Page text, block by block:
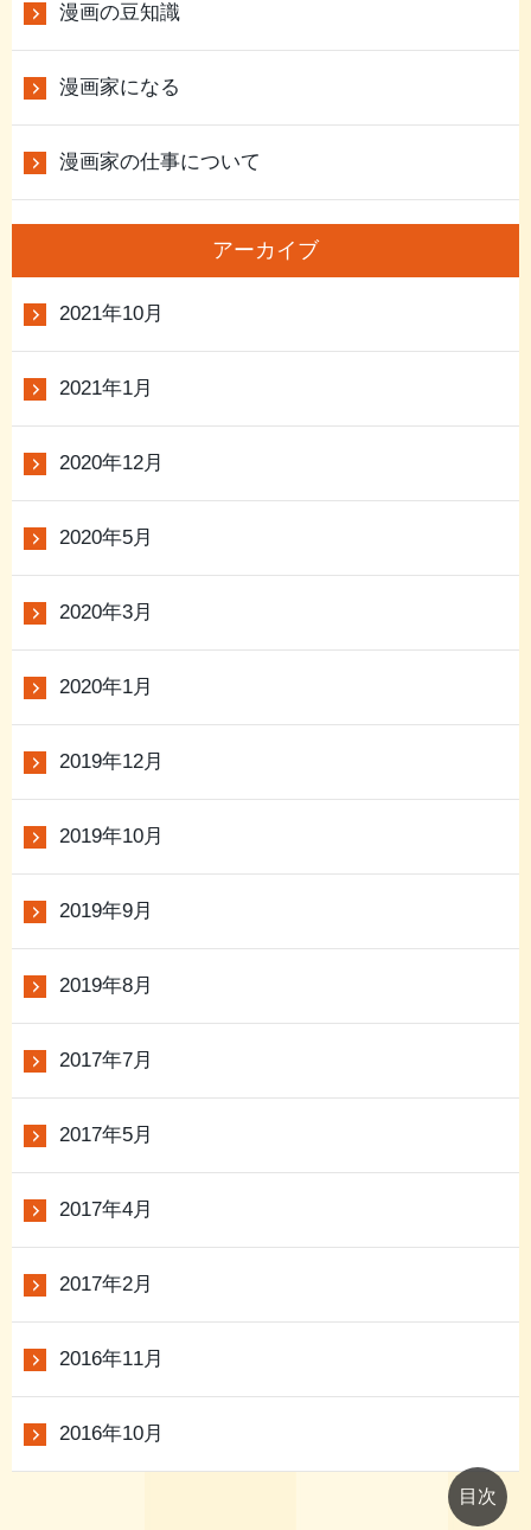
漫画の豆知識
漫画家になる
漫画家の仕事について
アーカイブ
2021年10月
2021年1月
2020年12月
2020年5月
2020年3月
2020年1月
2019年12月
2019年10月
2019年9月
2019年8月
2017年7月
2017年5月
2017年4月
2017年2月
2016年11月
2016年10月